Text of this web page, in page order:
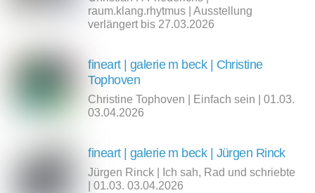
raum.klang.rhytmus | Ausstellung
verlängert bis 27.03.2026
fineart | galerie m beck | Christine
Tophoven
Christine Tophoven | Einfach sein | 01.03.
03.04.2026
fineart | galerie m beck | Jürgen Rinck
Jürgen Rinck | Ich sah, Rad und schriebte
| 01.03. 03.04.2026